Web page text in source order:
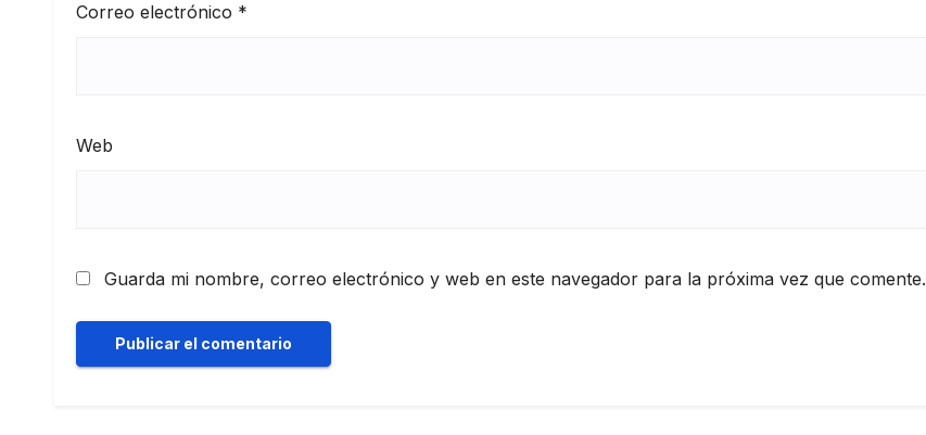
Correo electrónico *
Web
Guarda mi nombre, correo electrónico y web en este navegador para la próxima vez que comente.